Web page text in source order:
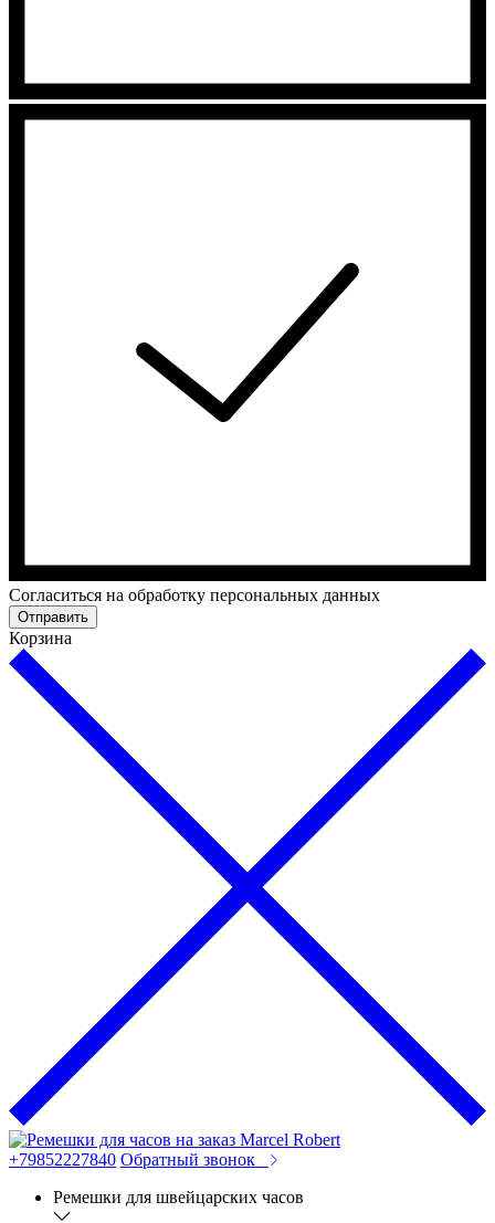
Cогласиться на обработку персональных данных
Отправить
Корзина
+79852227840 Обратный звонок
Ремешки для швейцарских часов